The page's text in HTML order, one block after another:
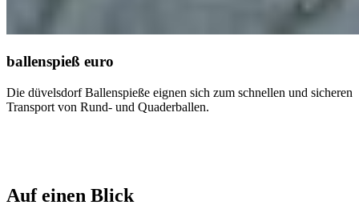
ballenspieß euro
Die düvelsdorfBallenspieße eignen sich zum schnellen und sicheren
Transport von Rund- und Quaderballen.
Auf einen Blick